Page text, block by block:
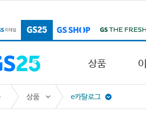
상품
상품 e카탈로그